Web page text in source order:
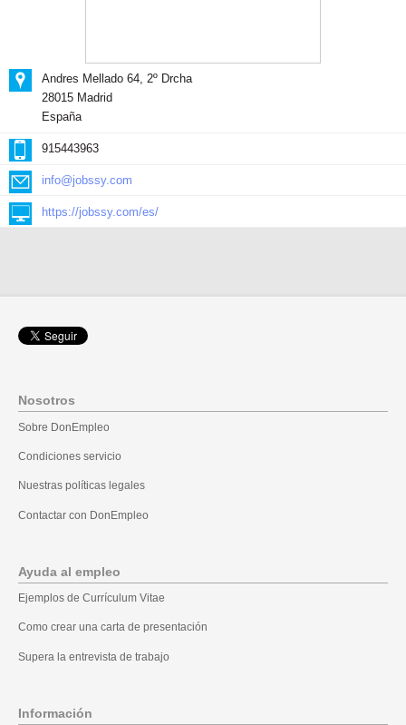
Andres Mellado 64, 2º Drcha
28015 Madrid
España
915443963
info@jobssy.com
https://jobssy.com/es/
Nosotros
Sobre DonEmpleo
Condiciones servicio
Nuestras políticas legales
Contactar con DonEmpleo
Ayuda al empleo
Ejemplos de Currículum Vitae
Como crear una carta de presentación
Supera la entrevista de trabajo
Información